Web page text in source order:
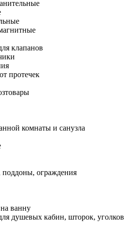
клапанов
протечек
комнаты и санузла
ограждения
ванну
душевых кабин, шторок, уголков